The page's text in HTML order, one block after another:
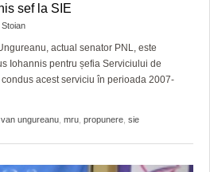
DIN TIMIŞ
sef la SIE
Stoian
actual senator PNL, este
Iohannis pentru șefia Serviciului de
acest serviciu în perioada 2007-
ungureanu mru propunere sie